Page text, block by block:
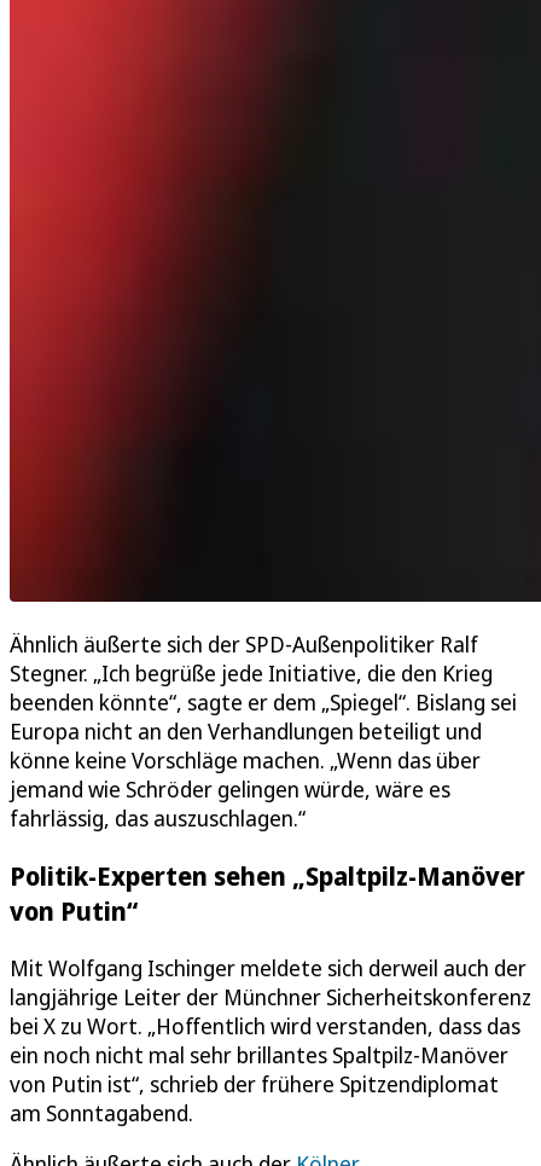
Ähnlich äußerte sich der SPD-Außenpolitiker Ralf
Stegner. „Ich begrüße jede Initiative, die den Krieg
beenden könnte“, sagte er dem „Spiegel“. Bislang sei
Europa nicht an den Verhandlungen beteiligt und
könne keine Vorschläge machen. „Wenn das über
jemand wie Schröder gelingen würde, wäre es
fahrlässig, das auszuschlagen.“
Politik-Experten sehen „Spaltpilz-Manöver
von Putin“
Mit Wolfgang Ischinger meldete sich derweil auch der
langjährige Leiter der Münchner Sicherheitskonferenz
bei X zu Wort. „Hoffentlich wird verstanden, dass das
ein noch nicht mal sehr brillantes Spaltpilz-Manöver
von Putin ist“, schrieb der frühere Spitzendiplomat
am Sonntagabend.